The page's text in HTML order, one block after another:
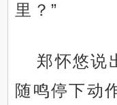
里？”
郑怀悠说
随鸣停下动